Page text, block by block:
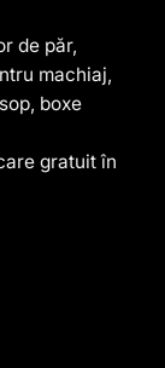
de păr,
machiaj,
boxe
gratuit în